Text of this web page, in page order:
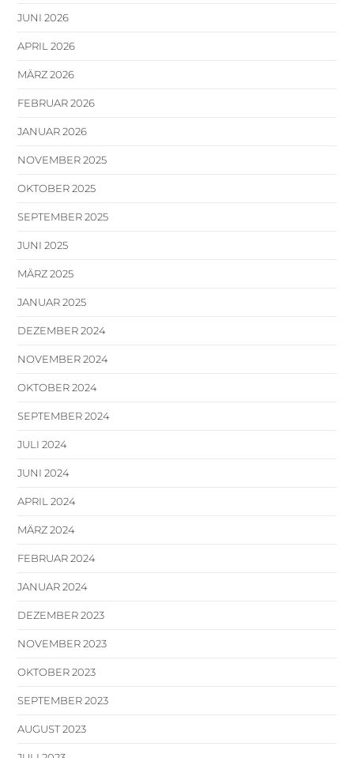
JUNI 2026
APRIL 2026
MÄRZ 2026
FEBRUAR 2026
JANUAR 2026
NOVEMBER 2025
OKTOBER 2025
SEPTEMBER 2025
JUNI 2025
MÄRZ 2025
JANUAR 2025
DEZEMBER 2024
NOVEMBER 2024
OKTOBER 2024
SEPTEMBER 2024
JULI 2024
JUNI 2024
APRIL 2024
MÄRZ 2024
FEBRUAR 2024
JANUAR 2024
DEZEMBER 2023
NOVEMBER 2023
OKTOBER 2023
SEPTEMBER 2023
AUGUST 2023